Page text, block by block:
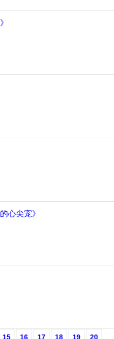
们真的存在吗？
心尖宠》
去外面作何?”
的他。
前的女子，得意一笑，扬长而去。
15 16 17 18 19 20